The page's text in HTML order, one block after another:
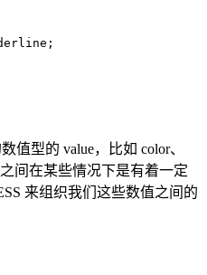
值型的 value，比如 color、
间在某些情况下是有着一定
来组织我们这些数值之间的